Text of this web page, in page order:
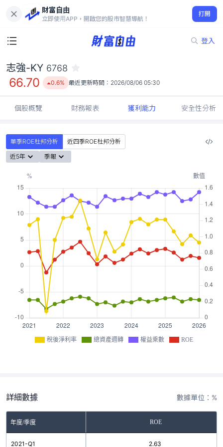
財富自由
立即使用APP，開啟您的股市智慧導航！
打開
登入
66.70
0.6%
志強-KY 6768
66.70 0.6% 最近更新時間： 2026/08/06 05:30
個股概覽 財務報表 獲利能力 安全性分析
單季ROE杜邦分析
近四季ROE杜邦分析
近5年
季報
稅後淨利率 總資產週轉 權益乘數 ROE
詳細數據 數據單位：%
年度/季度 ROE
2021-Q1 2.63